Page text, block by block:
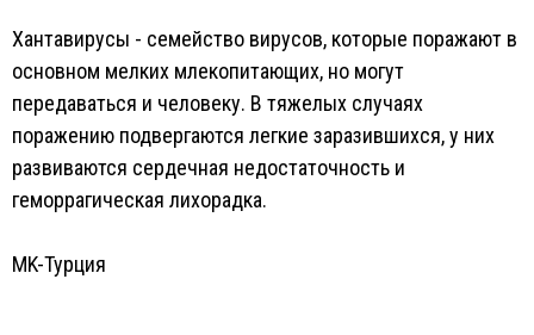
Хантавирусы - семейство вирусов, которые поражают в
основном мелких млекопитающих, но могут
передаваться и человеку. В тяжелых случаях
поражению подвергаются легкие заразившихся, у них
развиваются сердечная недостаточность и
геморрагическая лихорадка.
MK-Турция